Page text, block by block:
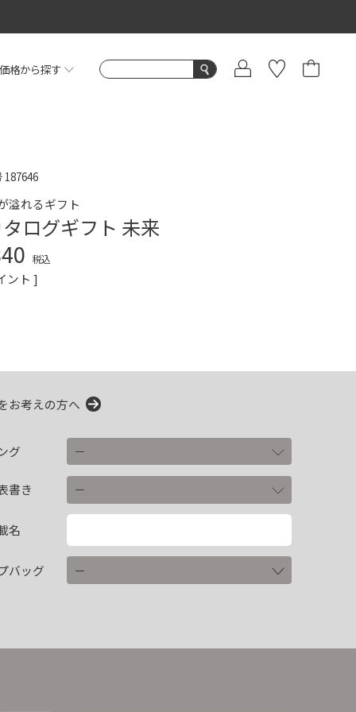
価格から探す
187646
溢れるギフト
ログギフト 未来
税込
ント ]
お考えの方へ
グ
書き
名
バッグ